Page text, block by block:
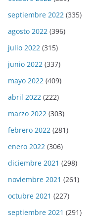
septiembre 2022 (335)
agosto 2022 (396)
julio 2022 (315)
junio 2022 (337)
mayo 2022 (409)
abril 2022 (222)
marzo 2022 (303)
febrero 2022 (281)
enero 2022 (306)
diciembre 2021 (298)
noviembre 2021 (261)
octubre 2021 (227)
septiembre 2021 (291)